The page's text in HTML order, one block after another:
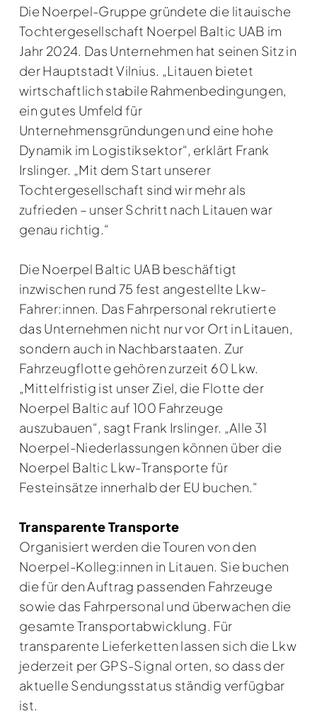
Die Noerpel-Gruppe gründete die litauische
Tochtergesellschaft Noerpel Baltic UAB im
Jahr 2024. Das Unternehmen hat seinen Sitz in
der Hauptstadt Vilnius. „Litauen bietet
wirtschaftlich stabile Rahmenbedingungen,
ein gutes Umfeld für
Unternehmensgründungen und eine hohe
Dynamik im Logistiksektor“, erklärt Frank
Irslinger. „Mit dem Start unserer
Tochtergesellschaft sind wir mehr als
zufrieden – unser Schritt nach Litauen war
genau richtig.“
Die Noerpel Baltic UAB beschäftigt
inzwischen rund 75 fest angestellte Lkw-
Fahrer:innen. Das Fahrpersonal rekrutierte
das Unternehmen nicht nur vor Ort in Litauen,
sondern auch in Nachbarstaaten. Zur
Fahrzeugflotte gehören zurzeit 60 Lkw.
„Mittelfristig ist unser Ziel, die Flotte der
Noerpel Baltic auf 100 Fahrzeuge
auszubauen“, sagt Frank Irslinger. „Alle 31
Noerpel-Niederlassungen können über die
Noerpel Baltic Lkw-Transporte für
Festeinsätze innerhalb der EU buchen.“
Transparente Transporte
Organisiert werden die Touren von den
Noerpel-Kolleg:innen in Litauen. Sie buchen
die für den Auftrag passenden Fahrzeuge
sowie das Fahrpersonal und überwachen die
gesamte Transportabwicklung. Für
transparente Lieferketten lassen sich die Lkw
jederzeit per GPS-Signal orten, so dass der
aktuelle Sendungsstatus ständig verfügbar
ist.